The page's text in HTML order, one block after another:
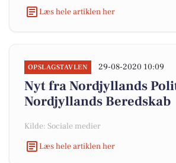
Læs hele artiklen her
OPSLAGSTAVLEN 29-08-2020 10:09
Nyt fra Nordjyllands
Nordjyllands Beredskab
Kilde: Sociale medier
Læs hele artiklen her